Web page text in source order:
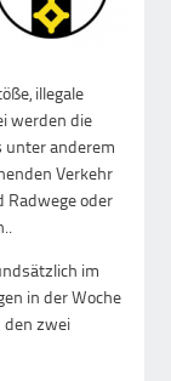
illegale
werden die
unter anderem
Verkehr
Radwege oder
im
in der Woche
zwei